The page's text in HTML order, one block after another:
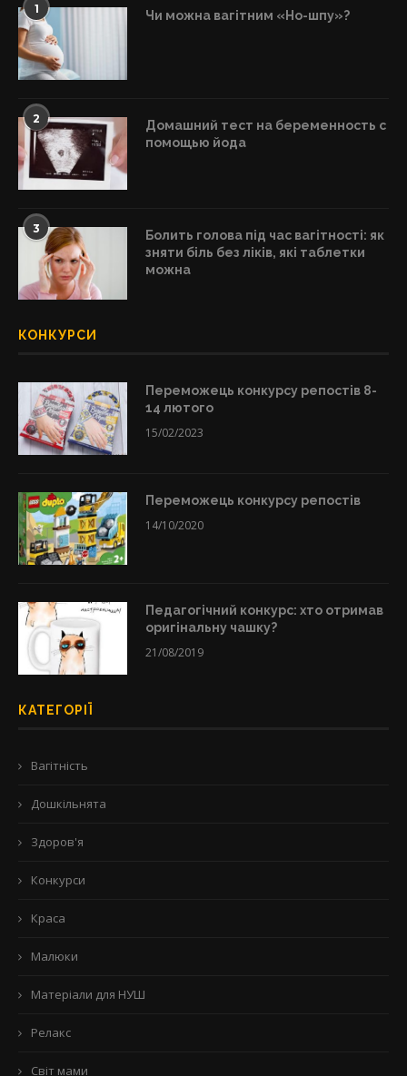
1 Чи можна вагітним «Но-шпу»?
2
Домашний тест на беременность с
помощью йода
3
Болить голова під час вагітності: як
зняти біль без ліків, які таблетки
можна
КОНКУРСИ
Переможець конкурсу репостів 8-
14 лютого
15/02/2023
Переможець конкурсу репостів
14/10/2020
Педагогічний конкурс: хто отримав
оригінальну чашку?
21/08/2019
КАТЕГОРІЇ
Вагітність
Дошкільнята
Здоров'я
Конкурси
Краса
Малюки
Матеріали для НУШ
Релакс
Світ мами